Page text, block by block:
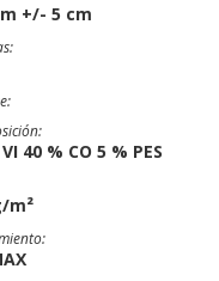
+/- 5 cm
40 % CO 5 % PES
m²